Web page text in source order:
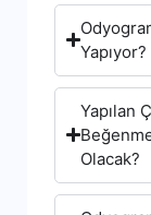
Yapıyor?
Yapılan
Olacak?